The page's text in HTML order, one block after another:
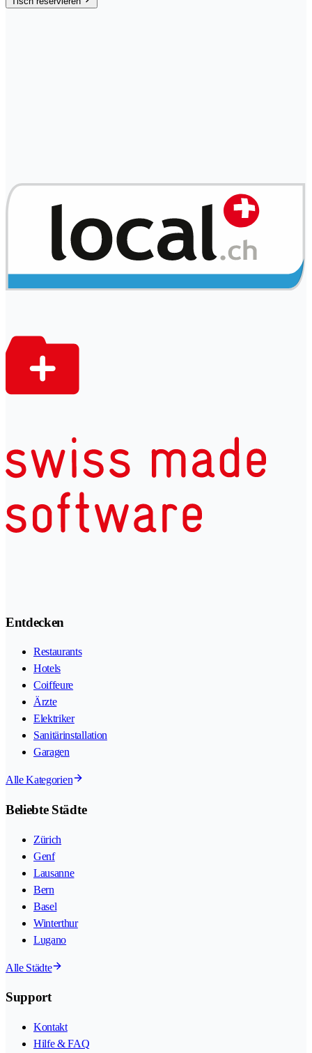
Entdecken
Restaurants
Hotels
Coiffeure
Ärzte
Elektriker
Sanitärinstallation
Garagen
Alle Kategorien
Beliebte Städte
Zürich
Genf
Lausanne
Bern
Basel
Winterthur
Lugano
Alle Städte
Support
Kontakt
Hilfe & FAQ